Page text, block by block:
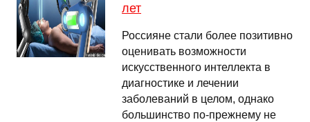
лет
Россияне стали более позитивно
оценивать возможности
искусственного интеллекта в
диагностике и лечении
заболеваний в целом, однако
большинство по-прежнему не